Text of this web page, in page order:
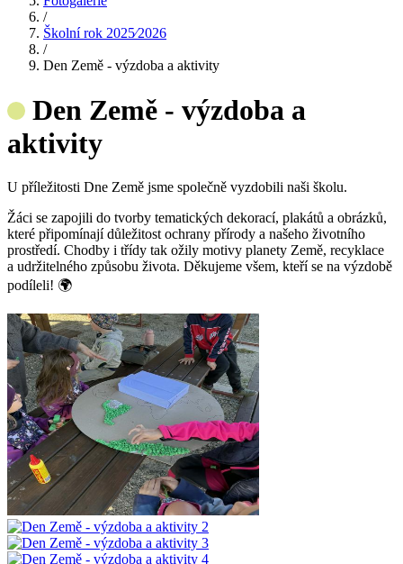
/
Školní rok 2025⁄2026
/
Den Země - výzdoba a aktivity
Den Země - výzdoba a
aktivity
U příležitosti Dne Země jsme společně vyzdobili naši školu.
Žáci se zapojili do tvorby tematických dekorací, plakátů a obrázků,
které připomínají důležitost ochrany přírody a našeho životního
prostředí. Chodby i třídy tak ožily motivy planety Země, recyklace
a udržitelného způsobu života. Děkujeme všem, kteří se na výzdobě
podíleli! 🌍